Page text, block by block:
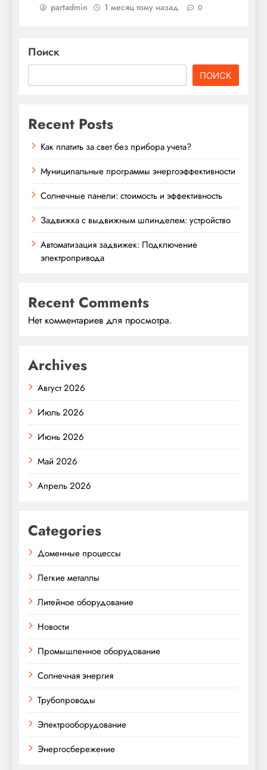
partadmin 1 месяц тому назад 0
Поиск
ПОИСК
Recent Posts
Как платить за свет без прибора учета?
Муниципальные программы энергоэффективности
Солнечные панели: стоимость и эффективность
Задвижка с выдвижным шпинделем: устройство
Автоматизация задвижек: Подключение
электропривода
Recent Comments
Нет комментариев для просмотра.
Archives
Август 2026
Июль 2026
Июнь 2026
Май 2026
Апрель 2026
Categories
Доменные процессы
Легкие металлы
Литейное оборудование
Новости
Промышленное оборудование
Солнечная энергия
Трубопроводы
Электрооборудование
Энергосбережение